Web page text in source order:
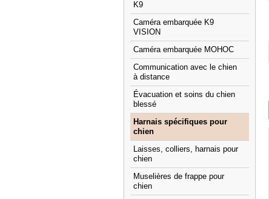
K9
Caméra embarquée K9
VISION
Caméra embarquée MOHOC
Communication avec le chien
à distance
Évacuation et soins du chien
blessé
Harnais spécifiques pour
chien
Laisses, colliers, harnais pour
chien
Muselières de frappe pour
chien